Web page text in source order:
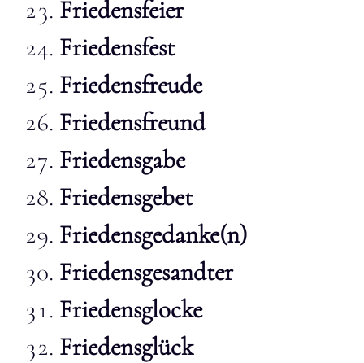
Friedensfeier
Friedensfest
Friedensfreude
Friedensfreund
Friedensgabe
Friedensgebet
Friedensgedanke(n)
Friedensgesandter
Friedensglocke
Friedensglück